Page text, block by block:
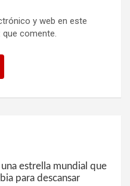
y web en este
que comente.
una estrella mundial que
para descansar